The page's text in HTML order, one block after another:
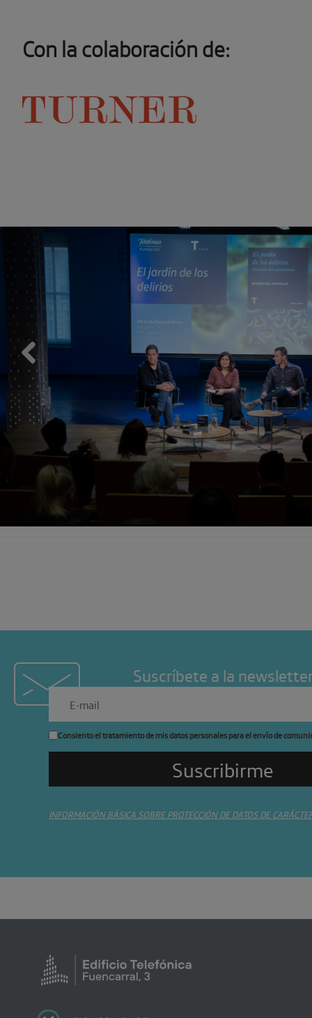
Con la colaboración de:
Previous
Suscríbete a la
Consiento el tratamiento de mis datos personales para el envío de
INFORMACIÓN BÁSICA SOBRE PROTECCIÓN DE DATOS DE